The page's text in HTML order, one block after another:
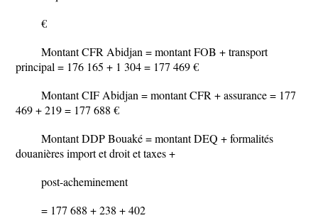
€
Montant CFR Abidjan = montant FOB + transport
principal = 176 165 + 1 304 = 177 469 €
Montant CIF Abidjan = montant CFR + assurance = 177
469 + 219 = 177 688 €
Montant DDP Bouaké = montant DEQ + formalités
douanières import et droit et taxes +
post-acheminement
= 177 688 + 238 + 402